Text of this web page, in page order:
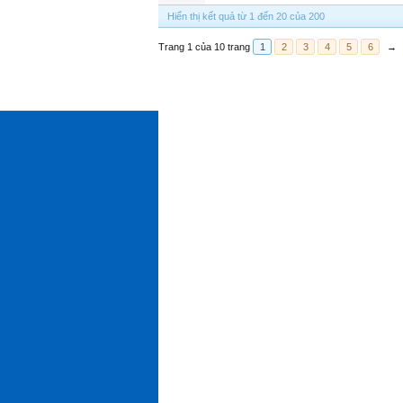
Hiển thị kết quả từ 1 đến 20 của 200
Trang 1 của 10 trang 1 2 3 4 5 6 →